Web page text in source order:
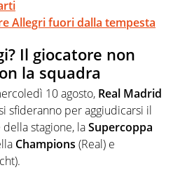
Allegri fuori dalla tempesta
Il giocatore non
la squadra
10 agosto, Real Madrid
sfideranno per aggiudicarsi il
stagione, laSupercoppa
Champions (Real) e